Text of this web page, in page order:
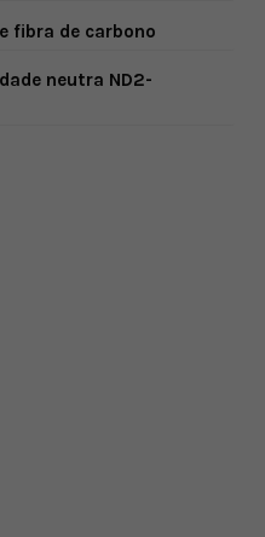
fibra de carbono
neutra ND2-